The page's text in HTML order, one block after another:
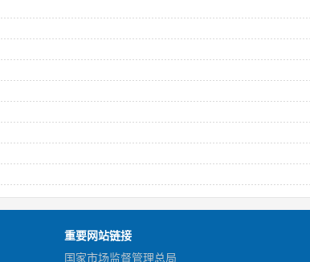
重要网站链接
国家市场监督管理总局